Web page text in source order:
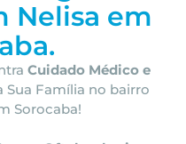
Nelisa em
Cuidado Médico e
Sua Família no bairro
Sorocaba!